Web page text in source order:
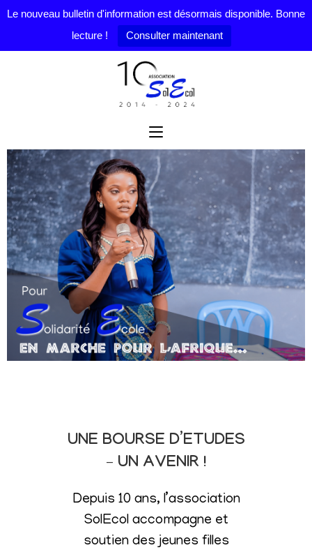
Le nouveau bulletin d'information est désormais disponible. Bonne
lecture !
Consulter maintenant
UNE BOURSE D’ETUDES
– UN AVENIR !
Depuis 10 ans, l’association
SolEcol accompagne et
soutien des jeunes filles